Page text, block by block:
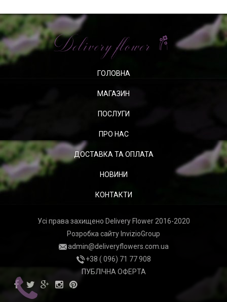
ГОЛОВНА
МАГАЗИН
ПОСЛУГИ
ПРО НАС
ДОСТАВКА ТА ОПЛАТА
НОВИНИ
КОНТАКТИ
Усі права захищено Delivery Flower 2016-2020
Розробка сайту InvizioGroup
admin@deliveryflowers.com.ua
+38 ( 096) 71 77 908
ПУБЛІЧНА ОФЕРТА